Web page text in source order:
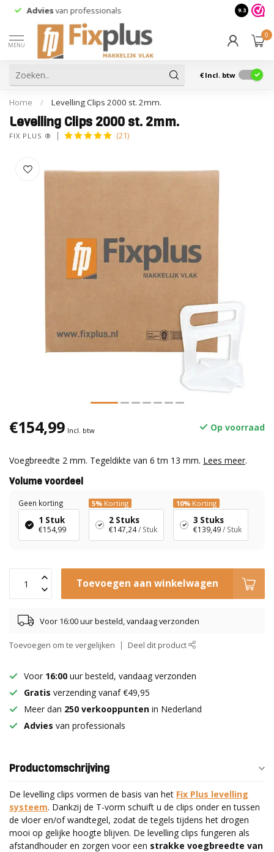
Adviesvan professionals 9.3
MENU
0
€ Incl. btw
Home / Levelling Clips 2000 st. 2mm.
Levelling Clips 2000 st. 2mm.
FIX PLUS ® (21)
€154,99 Incl. btw Op voorraad
Voegbreedte 2 mm. Tegeldikte van 6 tm 13 mm. Lees meer.
Volume voordeel
Geen korting
1 Stuk
€154,99
5% Korting
2 Stuks
€147,24/ Stuk
10% Korting
3 Stuks
€139,49/ Stuk
Toevoegen aan winkelwagen
Voor 16:00 uur besteld, vandaag verzonden
Toevoegen om te vergelijken Deel dit product
Voor 16:00 uur besteld, vandaag verzonden
Gratis verzending vanaf €49,95
Meer dan 250 verkooppunten in Nederland
Advies van professionals
Productomschrijving
De levelling clips vormen de basis van het Fix Plus levelling
systeem. Dankzij de T-vorm schuift u de clips onder en tussen
de vloer en/of wandtegel, zodat de tegels tijdens het drogen
mooi op gelijke hoogte blijven. De levelling clips fungeren als
afstandhouder en zorgen voor een strakke voegbreedte van